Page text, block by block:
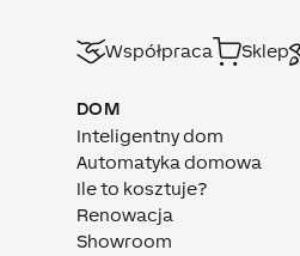
Współpraca Sklep
DOM
Inteligentny dom
Automatyka domowa
Ile to kosztuje?
Renowacja
Showroom